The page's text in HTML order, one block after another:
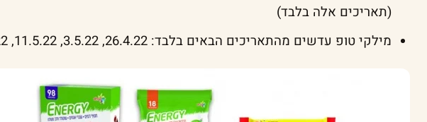
(תאריכים אלה בלבד)
מילקי טופ עדשים מהתאריכים הבאים בלבד: 26.4.22, 3.5.22, 11.5.22, 12.5.22, 16.5.22.